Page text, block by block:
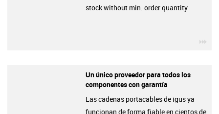
stock without min. order quantity
Un único proveedor para todos los
componentes con garantía
Las cadenas portacables de igus ya
funcionan de forma fiable en cientos de